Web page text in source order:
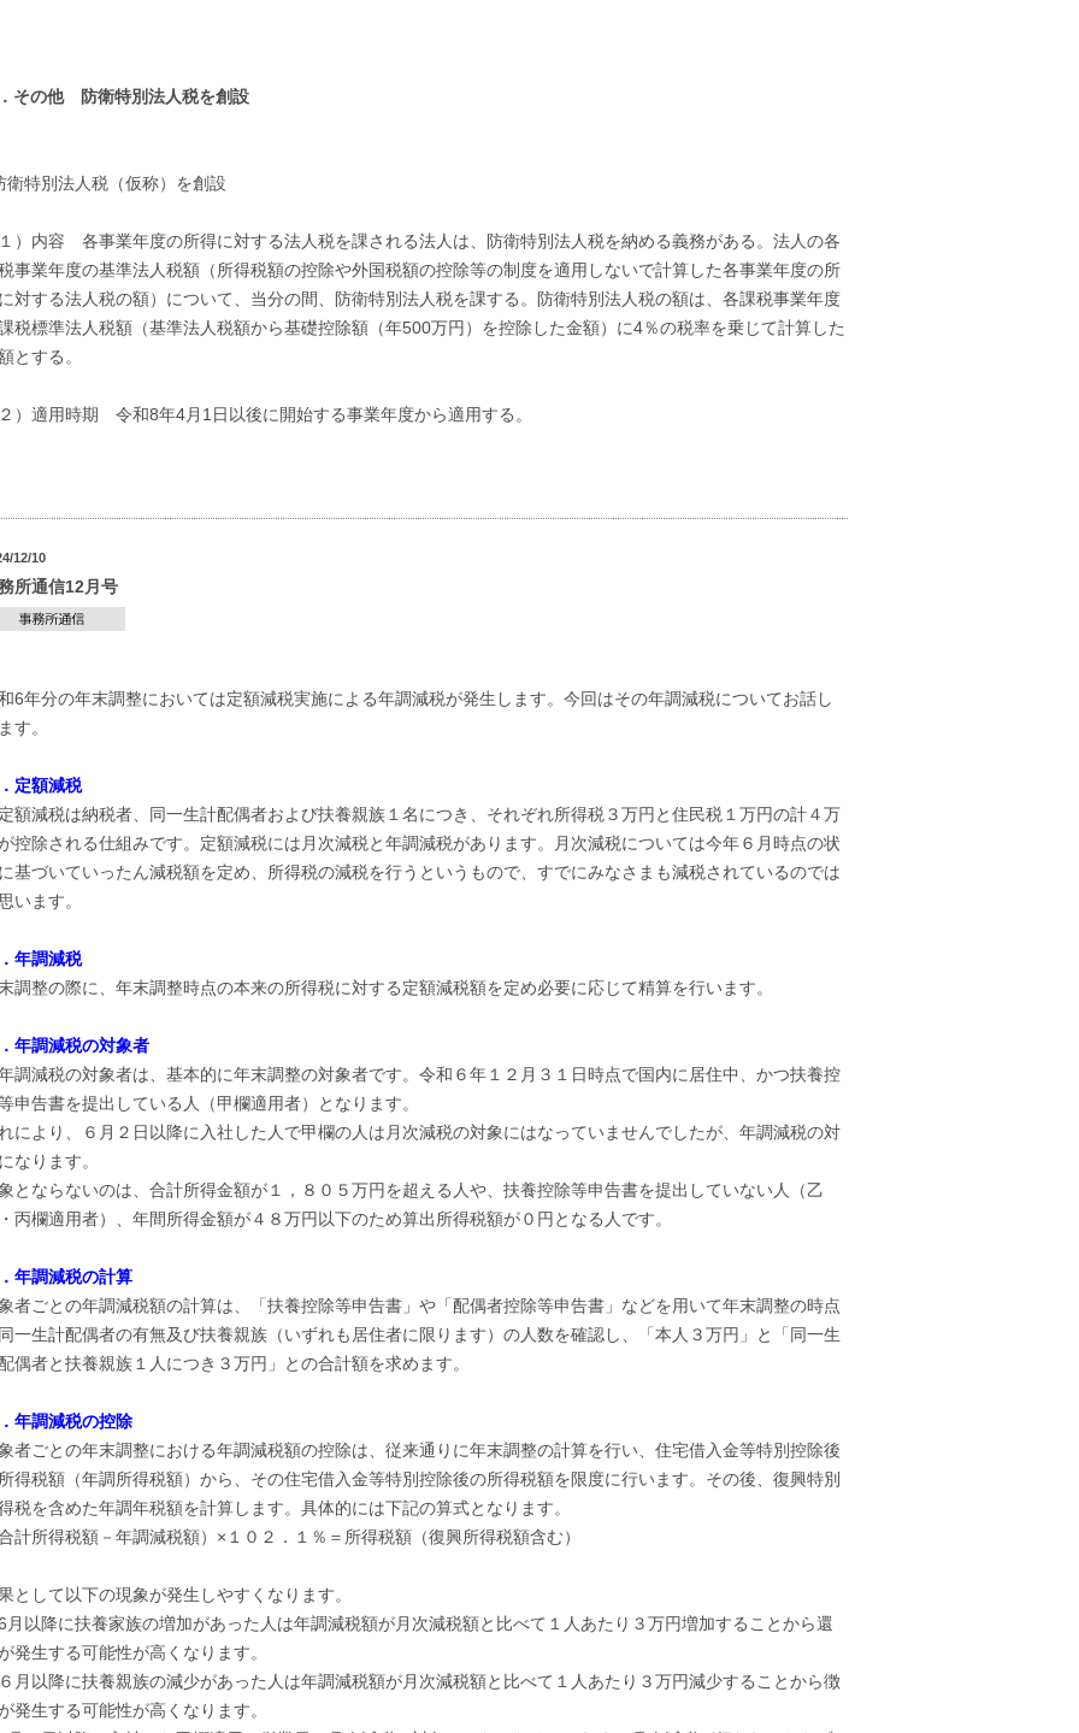
その他 防衛特別法人税を創設
衛特別法人税（仮称）を創設
１）内容 各事業年度の所得に対する法人税を課される法人は、防衛特別法人税を納める義務がある。法人の各
事業年度の基準法人税額（所得税額の控除や外国税額の控除等の制度を適用しないで計算した各事業年度の所
対する法人税の額）について、当分の間、防衛特別法人税を課する。防衛特別法人税の額は、各課税事業年度
税標準法人税額（基準法人税額から基礎控除額（年500万円）を控除した金額）に4％の税率を乗じて計算した
とする。
２）適用時期 令和8年4月1日以後に開始する事業年度から適用する。
12/10
所通信12月号
6年分の年末調整においては定額減税実施による年調減税が発生します。今回はその年調減税についてお話し
す。
定額減税
額減税は納税者、同一生計配偶者および扶養親族１名につき、それぞれ所得税３万円と住民税１万円の計４万
控除される仕組みです。定額減税には月次減税と年調減税があります。月次減税については今年６月時点の状
基づいていったん減税額を定め、所得税の減税を行うというもので、すでにみなさまも減税されているのでは
います。
年調減税
調整の際に、年末調整時点の本来の所得税に対する定額減税額を定め必要に応じて精算を行います。
年調減税の対象者
調減税の対象者は、基本的に年末調整の対象者です。令和６年１２月３１日時点で国内に居住中、かつ扶養控
申告書を提出している人（甲欄適用者）となります。
により、６月２日以降に入社した人で甲欄の人は月次減税の対象にはなっていませんでしたが、年調減税の対
なります。
とならないのは、合計所得金額が１，８０５万円を超える人や、扶養控除等申告書を提出していない人（乙
丙欄適用者）、年間所得金額が４８万円以下のため算出所得税額が０円となる人です。
年調減税の計算
者ごとの年調減税額の計算は、「扶養控除等申告書」や「配偶者控除等申告書」などを用いて年末調整の時点
一生計配偶者の有無及び扶養親族（いずれも居住者に限ります）の人数を確認し、「本人３万円」と「同一生
偶者と扶養親族１人につき３万円」との合計額を求めます。
年調減税の控除
者ごとの年末調整における年調減税額の控除は、従来通りに年末調整の計算を行い、住宅借入金等特別控除後
得税額（年調所得税額）から、その住宅借入金等特別控除後の所得税額を限度に行います。その後、復興特別
税を含めた年調年税額を計算します。具体的には下記の算式となります。
合計所得税額－年調減税額）×１０２．１％＝所得税額（復興所得税額含む）
として以下の現象が発生しやすくなります。
以降に扶養家族の増加があった人は年調減税額が月次減税額と比べて１人あたり３万円増加することから還
発生する可能性が高くなります。
月以降に扶養親族の減少があった人は年調減税額が月次減税額と比べて１人あたり３万円減少することから徴
発生する可能性が高くなります。